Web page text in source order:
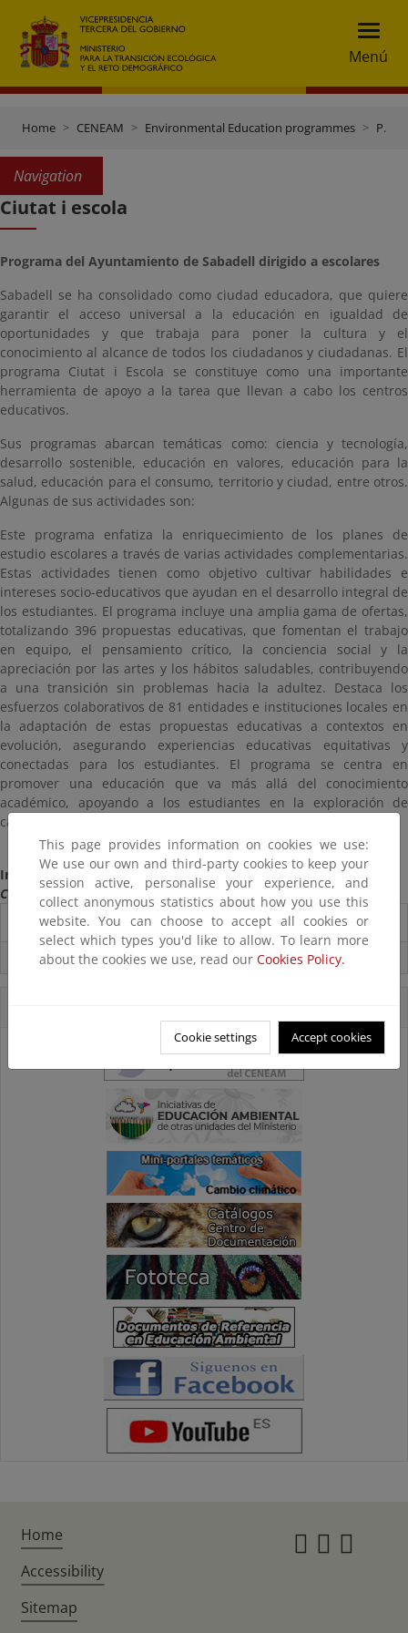
Menú
Home CENEAM Environmental Education programmes Programmes with other bodies
Navigation
Ciutat i escola
Programa del Ayuntamiento de Sabadell dirigido a escolares
Sabadell se ha consolidado como ciudad educadora, que quiere
garantir el acceso universal a la educación en igualdad de
oportunidades y que trabaja para poner la cultura y el
conocimiento al alcance de todos los ciudadanos y ciudadanas. El
programa Ciutat i Escola se constituye como una importante
herramienta de apoyo a la tarea que llevan a cabo los centros
educativos.
Sus programas abarcan temáticas como: ciencia y tecnología,
desarrollo sostenible, educación en valores, educación para la
salud, educación para el consumo, territorio y ciudad, entre otros.
Algunas de sus actividades son:
Este programa enfatiza la enriquecimiento de los planes de
estudio escolares a través de varias actividades complementarias.
Estas actividades tienen como objetivo cultivar habilidades e
intereses socio-educativos que ayudan en el desarrollo integral de
los estudiantes. El programa incluye una amplia gama de ofertas,
totalizando 396 propuestas educativas, que fomentan el trabajo
en equipo, el pensamiento crítico, la conciencia social y la
apreciación por las artes y los hábitos saludables, contribuyendo
a una transición sin problemas hacia la adultez. Destaca los
esfuerzos colaborativos de 81 entidades e instituciones locales en
la adaptación de estas propuestas educativas a contextos en
evolución, asegurando experiencias educativas equitativas y
conectadas para los estudiantes. El programa se centra en
promover una educación que va más allá del conocimiento
académico, apoyando a los estudiantes en la exploración de
caminos de crecimiento profesional y personal.
Información: Acceso a la página web del programa
Consultado en julio de 2025
Destacados
Suscríbete a la Carpeta Informativa del Ceneam
This page provides information on cookies we use:
We use our own and third-party cookies to keep your
session active, personalise your experience, and
collect anonymous statistics about how you use this
website. You can choose to accept all cookies or
select which types you'd like to allow. To learn more
about the cookies we use, read our Cookies Policy.
Cookie settings Accept cookies
Home
Accessibility
Sitemap